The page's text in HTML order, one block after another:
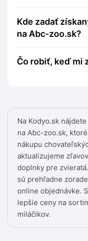
Na Kodyo.sk
na Abc-zoo.sk,
nákupu
aktualizujeme
doplnky pre
sú prehľadne
online objednávke.
lepšie ceny na
miláčikov.
Kde zadať získaný zľavový kód pri nákupe
na Abc-zoo.sk?
Čo robiť, keď